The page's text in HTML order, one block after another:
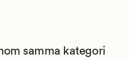
samma kategori